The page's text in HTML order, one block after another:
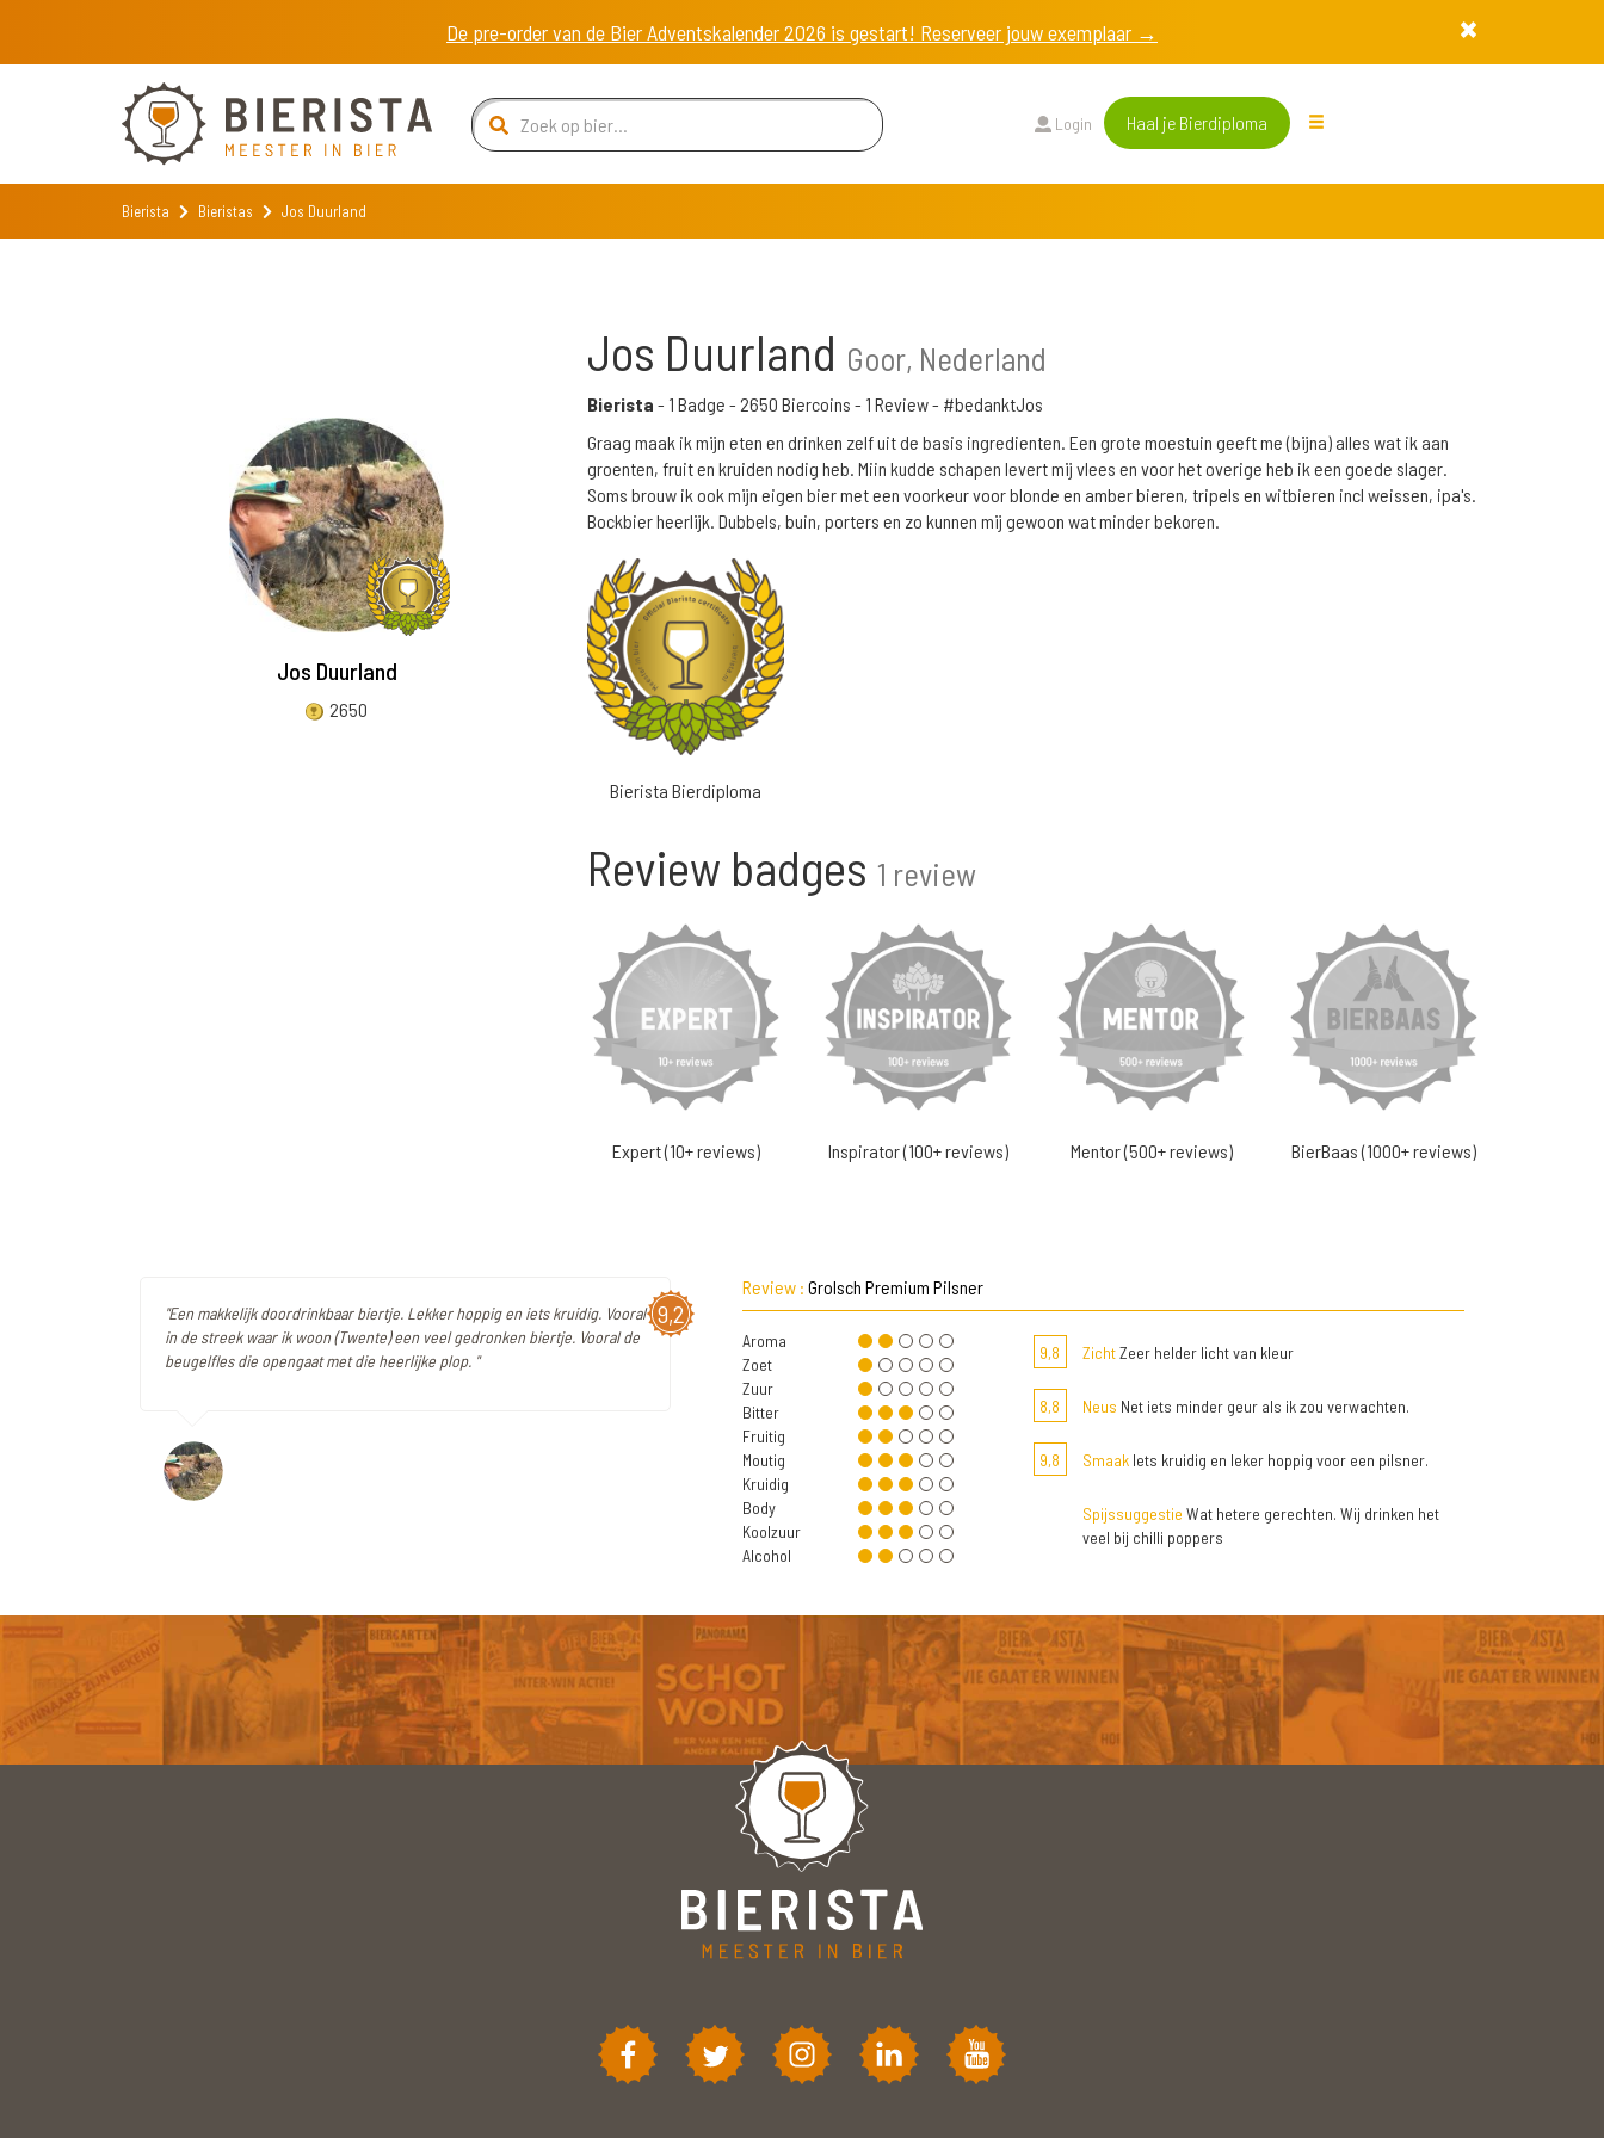
De pre-order van de Bier Adventskalender 2026 is gestart! Reserveer jouw exemplaar →
Login Haal je Bierdiploma
Bierista Bieristas Jos Duurland
Jos Duurland
2650
Jos Duurland Goor, Nederland
Bierista - 1 Badge - 2650 Biercoins - 1 Review- #bedanktJos
Graag maak ik mijn eten en drinken zelf uit de basis ingredienten. Een grote moestuin geeft me (bijna) alles wat ik aan
groenten, fruit en kruiden nodig heb. Miin kudde schapen levert mij vlees en voor het overige heb ik een goede slager.
Soms brouw ik ook mijn eigen bier met een voorkeur voor blonde en amber bieren, tripels en witbieren incl weissen, ipa's.
Bockbier heerlijk. Dubbels, buin, porters en zo kunnen mij gewoon wat minder bekoren.
Bierista Bierdiploma
Review badges 1 review
Expert (10+ reviews) Inspirator (100+ reviews) Mentor (500+ reviews) BierBaas (1000+ reviews)
9,2
"Een makkelijk doordrinkbaar biertje. Lekker hoppig en iets kruidig. Vooral
in de streek waar ik woon (Twente) een veel gedronken biertje. Vooral de
beugelfles die opengaat met die heerlijke plop. "
Review : Grolsch Premium Pilsner
Aroma
Zoet
Zuur
Bitter
Fruitig
Moutig
Kruidig
Body
Koolzuur
Alcohol
9,8 ZichtZeer helder licht van kleur
8,8 Neus Net iets minder geur als ik zou verwachten.
9,8 SmaakIets kruidig en leker hoppig voor een pilsner.
Spijssuggestie Wat hetere gerechten. Wij drinken het
veel bij chilli poppers